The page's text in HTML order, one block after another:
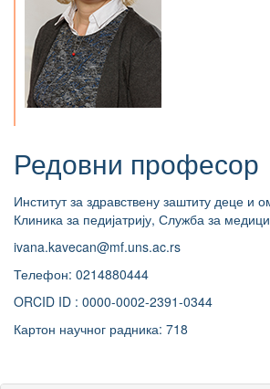
Редовни професор
Институт за здравствену заштиту деце и
Клиника за педијатрију, Служба за
ivana.kavecan@mf.uns.ac.rs
Телефон: 0214880444
ORCID ID : 0000-0002-2391-0344
Картон научног радника: 718